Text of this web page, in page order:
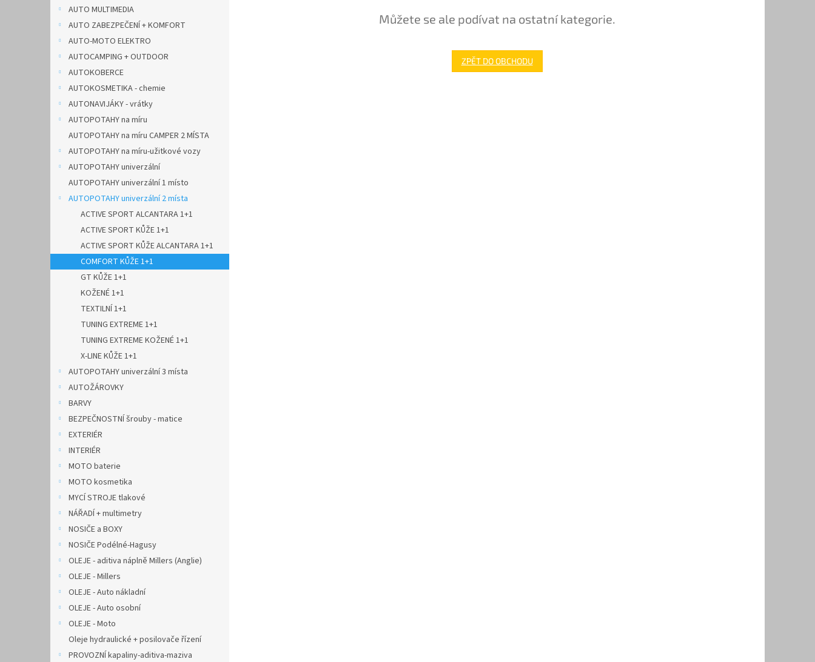
AUTO MULTIMEDIA
AUTO ZABEZPEČENÍ + KOMFORT
AUTO-MOTO ELEKTRO
AUTOCAMPING + OUTDOOR
AUTOKOBERCE
AUTOKOSMETIKA - chemie
AUTONAVIJÁKY - vrátky
AUTOPOTAHY na míru
AUTOPOTAHY na míru CAMPER 2 MÍSTA
AUTOPOTAHY na míru-užitkové vozy
AUTOPOTAHY univerzální
AUTOPOTAHY univerzální 1 místo
AUTOPOTAHY univerzální 2 místa
ACTIVE SPORT ALCANTARA 1+1
ACTIVE SPORT KŮŽE 1+1
ACTIVE SPORT KŮŽE ALCANTARA 1+1
COMFORT KŮŽE 1+1
GT KŮŽE 1+1
KOŽENÉ 1+1
TEXTILNÍ 1+1
TUNING EXTREME 1+1
TUNING EXTREME KOŽENÉ 1+1
X-LINE KŮŽE 1+1
AUTOPOTAHY univerzální 3 místa
AUTOŽÁROVKY
BARVY
BEZPEČNOSTNÍ šrouby - matice
EXTERIÉR
INTERIÉR
MOTO baterie
MOTO kosmetika
MYCÍ STROJE tlakové
NÁŘADÍ + multimetry
NOSIČE a BOXY
NOSIČE Podélné-Hagusy
OLEJE - aditiva náplně Millers (Anglie)
OLEJE - Millers
OLEJE - Auto nákladní
OLEJE - Auto osobní
OLEJE - Moto
Oleje hydraulické + posilovače řízení
PROVOZNÍ kapaliny-aditiva-maziva
Můžete se ale podívat na ostatní kategorie.
ZPĚT DO OBCHODU